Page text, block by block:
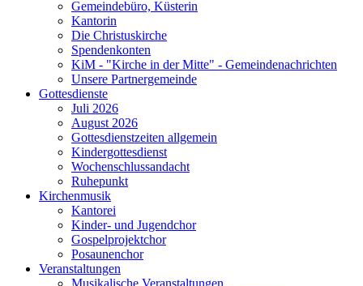
Gemeindebüro, Küsterin
Kantorin
Die Christuskirche
Spendenkonten
KiM - "Kirche in der Mitte" - Gemeindenachrichten
Unsere Partnergemeinde
Gottesdienste
Juli 2026
August 2026
Gottesdienstzeiten allgemein
Kindergottesdienst
Wochenschlussandacht
Ruhepunkt
Kirchenmusik
Kantorei
Kinder- und Jugendchor
Gospelprojektchor
Posaunenchor
Veranstaltungen